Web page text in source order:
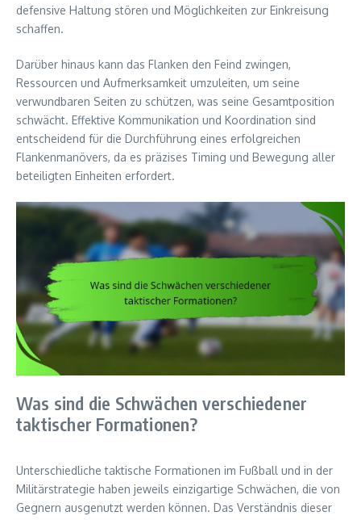
defensive Haltung stören und Möglichkeiten zur Einkreisung
schaffen.
Darüber hinaus kann das Flanken den Feind zwingen,
Ressourcen und Aufmerksamkeit umzuleiten, um seine
verwundbaren Seiten zu schützen, was seine Gesamtposition
schwächt. Effektive Kommunikation und Koordination sind
entscheidend für die Durchführung eines erfolgreichen
Flankenmanövers, da es präzises Timing und Bewegung aller
beteiligten Einheiten erfordert.
Was sind die Schwächen verschiedener
taktischer Formationen?
Unterschiedliche taktische Formationen im Fußball und in der
Militärstrategie haben jeweils einzigartige Schwächen, die von
Gegnern ausgenutzt werden können. Das Verständnis dieser